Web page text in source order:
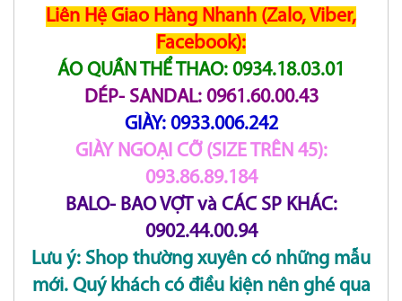
Liên Hệ Giao Hàng Nhanh (Zalo, Viber,
Facebook):
ÁO QUẦN THỂ THAO: 0934.18.03.01
DÉP- SANDAL: 0961.60.00.43
GIÀY: 0933.006.242
GIÀY NGOẠI CỠ (SIZE TRÊN 45):
093.86.89.184
BALO- BAO VỢT và CÁC SP KHÁC:
0902.44.00.94
Lưu ý: Shop thường xuyên có những mẫu
mới. Quý khách có điều kiện nên ghé qua